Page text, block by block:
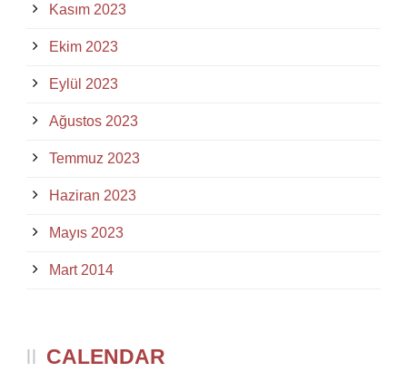
Kasım 2023
Ekim 2023
Eylül 2023
Ağustos 2023
Temmuz 2023
Haziran 2023
Mayıs 2023
Mart 2014
CALENDAR